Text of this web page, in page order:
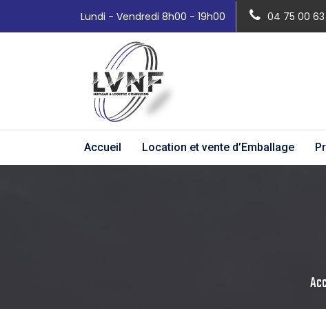
Lundi - Vendredi 8h00 - 19h00 04 75 00
Accueil Location et vente d’Emballage